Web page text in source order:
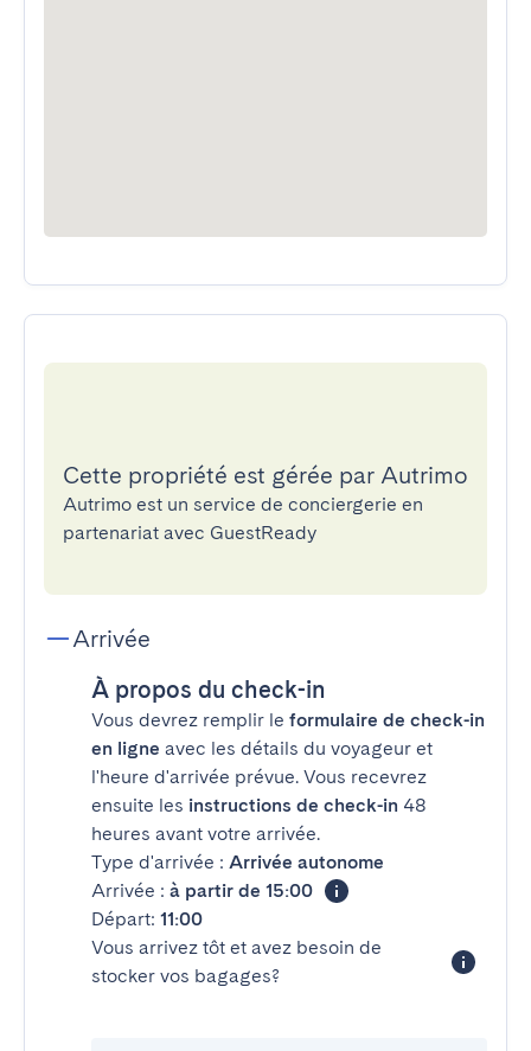
Cette propriété est gérée par Autrimo
Autrimo est un service de conciergerie en
partenariat avec GuestReady
Arrivée
À propos du check-in
Vous devrez remplir le formulaire de check-in
en ligne avec les détails du voyageur et
l'heure d'arrivée prévue. Vous recevrez
ensuite les instructions de check-in 48
heures avant votre arrivée.
Type d'arrivée : Arrivée autonome
Arrivée : à partir de 15:00
Départ: 11:00
Vous arrivez tôt et avez besoin de
stocker vos bagages?